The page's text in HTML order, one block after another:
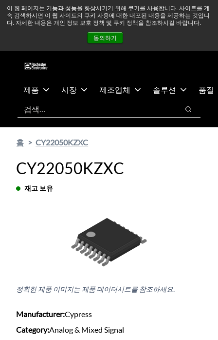
이 웹 페이지는 기능과 성능을 향상시키기 위해 쿠키를 사용합니다. 사이트를 계
속 검색하시면 이 웹 사이트의 쿠키 사용에 대한 내포된 내용을 제공하는 것입니
다. 자세한 내용은 개인 정보 보호 정책 및 쿠키 정책을 참조하시길 바랍니다.
동의하기
츠
건
중동 지역 상황을 지속적으로 주시하고 있으며, 모든 서비스는
정상적으로 운영되고 있습니다. 더 읽어보기 →
뉴스
문의하기
제품 시장 제조업체 솔루션
품질
검색
검색
홈 CY22050KZXC
CY22050KZXC
재고 보유
정확한 제품 이미지는 제품 데이터시트를 참조하세요.
Manufacturer:Cypress
Category:Analog & Mixed Signal